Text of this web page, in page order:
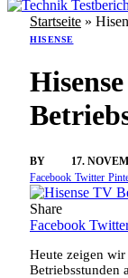
Startseite »
HISENSE
BY 17.
Facebook Twitter
Share
Facebook
Heute zeigen
Betriebsstunden